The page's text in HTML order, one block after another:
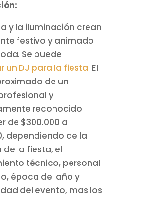
y la iluminación crean
festivo y animado
Se puede
un DJ para la fiesta. El
de un
y
reconocido
de $300.000 a
dependiendo de la
de la fiesta, el
técnico, personal
época del año y
del evento, mas los